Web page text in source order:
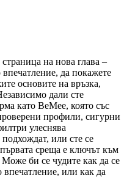
на нова глава –
да покажете
основите на връзка,
дали сте
като BeMee, която със
профили, сигурни
улеснява
или сте се
среща е ключът към
би се чудите как да се
впечатление, или как да